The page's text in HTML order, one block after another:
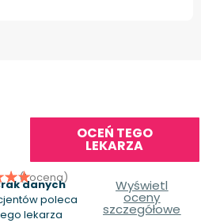
OCEŃ TEGO
LEKARZA
(1 ocena)
danych
poleca
lekarza
Wyświetl
oceny
szczegółowe